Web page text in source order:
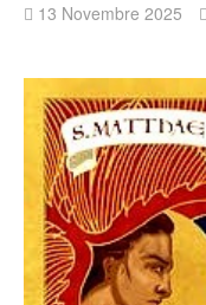
13 Novembre 2025